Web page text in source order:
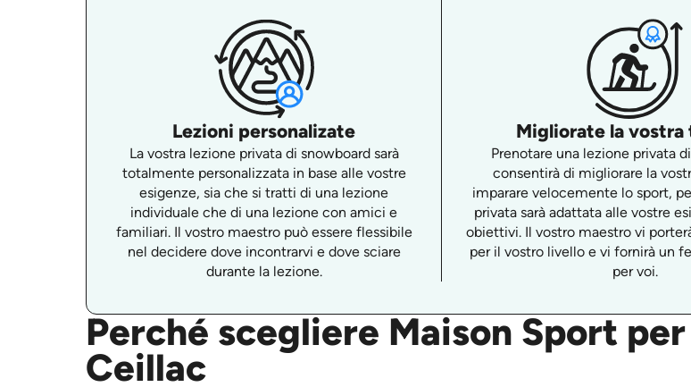
Lezioni personalizate
La vostra lezione privata di snowboard sarà
totalmente personalizzata in base alle vostre
esigenze, sia che si tratti di una lezione
individuale che di una lezione con amici e
familiari. Il vostro maestro può essere flessibile
nel decidere dove incontrarvi e dove sciare
durante la lezione.
Migliorate la vostra
Prenotare una lezione privata
consentirà di migliorare la
imparare velocemente lo sport,
privata sarà adattata alle vostre
obiettivi. Il vostro maestro vi
per il vostro livello e vi fornirà un
per voi.
Perché scegliere Maison Sport
Ceillac